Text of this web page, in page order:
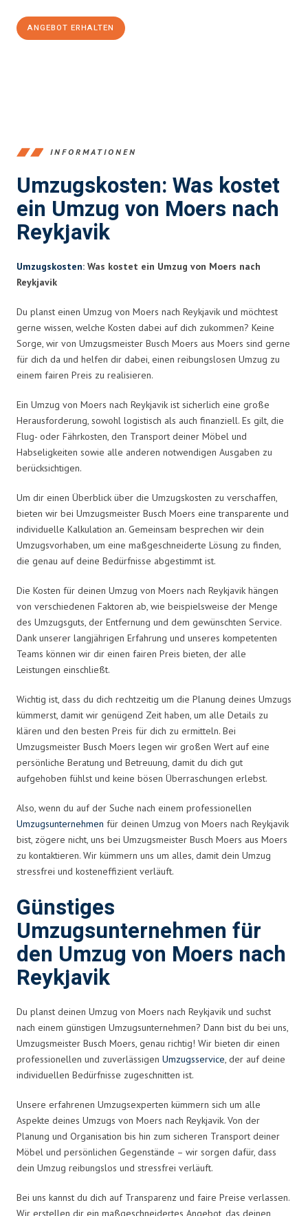
ANGEBOT ERHALTEN
INFORMATIONEN
Umzugskosten: Was kostet
ein Umzug von Moers nach
Reykjavik
Umzugskosten: Was kostet ein Umzug von Moers nach
Reykjavik
Du planst einen Umzug von Moers nach Reykjavik und möchtest
gerne wissen, welche Kosten dabei auf dich zukommen? Keine
Sorge, wir von Umzugsmeister Busch Moers aus Moers sind gerne
für dich da und helfen dir dabei, einen reibungslosen Umzug zu
einem fairen Preis zu realisieren.
Ein Umzug von Moers nach Reykjavik ist sicherlich eine große
Herausforderung, sowohl logistisch als auch finanziell. Es gilt, die
Flug- oder Fährkosten, den Transport deiner Möbel und
Habseligkeiten sowie alle anderen notwendigen Ausgaben zu
berücksichtigen.
Um dir einen Überblick über die Umzugskosten zu verschaffen,
bieten wir bei Umzugsmeister Busch Moers eine transparente und
individuelle Kalkulation an. Gemeinsam besprechen wir dein
Umzugsvorhaben, um eine maßgeschneiderte Lösung zu finden,
die genau auf deine Bedürfnisse abgestimmt ist.
Die Kosten für deinen Umzug von Moers nach Reykjavik hängen
von verschiedenen Faktoren ab, wie beispielsweise der Menge
des Umzugsguts, der Entfernung und dem gewünschten Service.
Dank unserer langjährigen Erfahrung und unseres kompetenten
Teams können wir dir einen fairen Preis bieten, der alle
Leistungen einschließt.
Wichtig ist, dass du dich rechtzeitig um die Planung deines Umzugs
kümmerst, damit wir genügend Zeit haben, um alle Details zu
klären und den besten Preis für dich zu ermitteln. Bei
Umzugsmeister Busch Moers legen wir großen Wert auf eine
persönliche Beratung und Betreuung, damit du dich gut
aufgehoben fühlst und keine bösen Überraschungen erlebst.
Also, wenn du auf der Suche nach einem professionellen
Umzugsunternehmen für deinen Umzug von Moers nach Reykjavik
bist, zögere nicht, uns bei Umzugsmeister Busch Moers aus Moers
zu kontaktieren. Wir kümmern uns um alles, damit dein Umzug
stressfrei und kosteneffizient verläuft.
Günstiges
Umzugsunternehmen für
den Umzug von Moers nach
Reykjavik
Du planst deinen Umzug von Moers nach Reykjavik und suchst
nach einem günstigen Umzugsunternehmen? Dann bist du bei uns,
Umzugsmeister Busch Moers, genau richtig! Wir bieten dir einen
professionellen und zuverlässigen Umzugsservice, der auf deine
individuellen Bedürfnisse zugeschnitten ist.
Unsere erfahrenen Umzugsexperten kümmern sich um alle
Aspekte deines Umzugs von Moers nach Reykjavik. Von der
Planung und Organisation bis hin zum sicheren Transport deiner
Möbel und persönlichen Gegenstände – wir sorgen dafür, dass
dein Umzug reibungslos und stressfrei verläuft.
Bei uns kannst du dich auf Transparenz und faire Preise verlassen.
Wir erstellen dir ein maßgeschneidertes Angebot, das deinen